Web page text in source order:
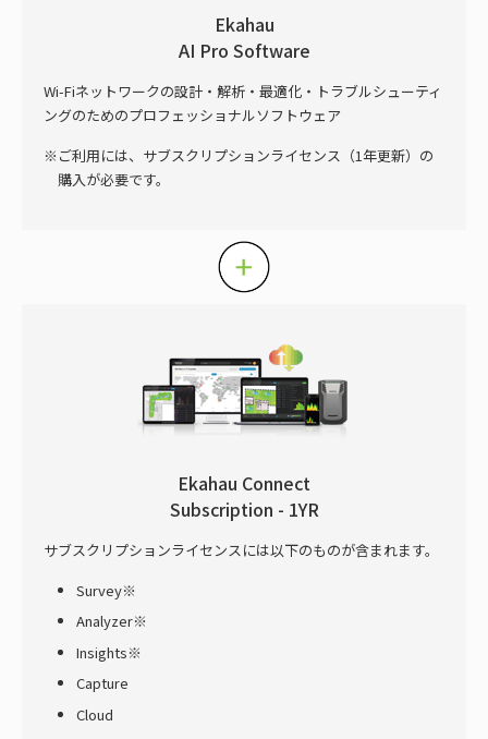
Ekahau
AI Pro Software
Wi-Fiネットワークの設計・解析・最適化・トラブルシューティ
ングのためのプロフェッショナルソフトウェア
ご利用には、サブスクリプションライセンス（1年更新）の
購入が必要です。
Ekahau Connect
Subscription - 1YR
サブスクリプションライセンスには以下のものが含まれます。
Survey※
Analyzer※
Insights※
Capture
Cloud